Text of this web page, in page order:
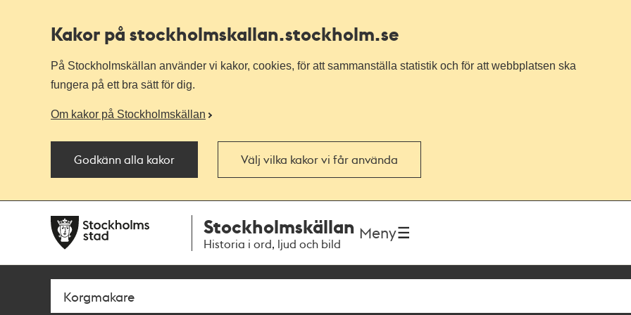
Kakor på stockholmskallan.stockholm.se
På Stockholmskällan använder vi kakor, cookies, för att sammanställa statistik och för att webbplatsen ska
fungera på ett bra sätt för dig.
Om kakor på Stockholmskällan
Godkänn alla kakor Välj vilka kakor vi får använda
navigationen
huvudinnehållet
Stockholmskällan
Historia i ord, ljud och bild
Meny
Sök